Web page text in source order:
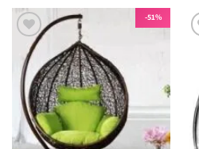
51%-
הוסף
לרשימת
המשאלות